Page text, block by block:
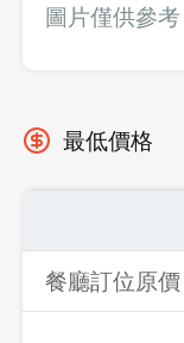
圖片僅供參
最低價格
餐廳訂位原價